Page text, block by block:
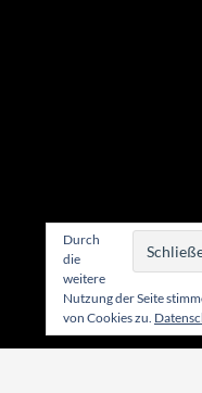
Durch
die
weitere
Nutzung der Seite
von Cookies zu.